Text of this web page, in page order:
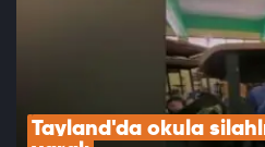
Tayland'da okula